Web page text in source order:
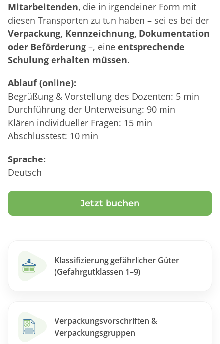
Mitarbeitenden, die in irgendeiner Form mit
diesen Transporten zu tun haben – sei es bei der
Verpackung, Kennzeichnung, Dokumentation
oder Beförderung –, eine entsprechende
Schulung erhalten müssen.
Ablauf (online):
Begrüßung & Vorstellung des Dozenten: 5 min
Durchführung der Unterweisung: 90 min
Klären individueller Fragen: 15 min
Abschlusstest: 10 min
Sprache:
Deutsch
Jetzt buchen
Klassifizierung gefährlicher Güter
(Gefahrgutklassen 1–9)
Verpackungsvorschriften &
Verpackungsgruppen